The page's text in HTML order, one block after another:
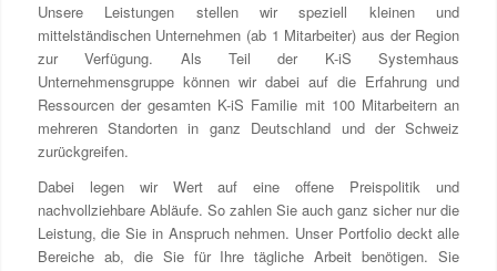
Unsere Leistungen stellen wir speziell kleinen und
mittelständischen Unternehmen (ab 1 Mitarbeiter) aus der Region
zur Verfügung. Als Teil der K-iS Systemhaus
Unternehmensgruppe können wir dabei auf die Erfahrung und
Ressourcen der gesamten K-iS Familie mit 100 Mitarbeitern an
mehreren Standorten in ganz Deutschland und der Schweiz
zurückgreifen.
Dabei legen wir Wert auf eine offene Preispolitik und
nachvollziehbare Abläufe. So zahlen Sie auch ganz sicher nur die
Leistung, die Sie in Anspruch nehmen. Unser Portfolio deckt alle
Bereiche ab, die Sie für Ihre tägliche Arbeit benötigen. Sie